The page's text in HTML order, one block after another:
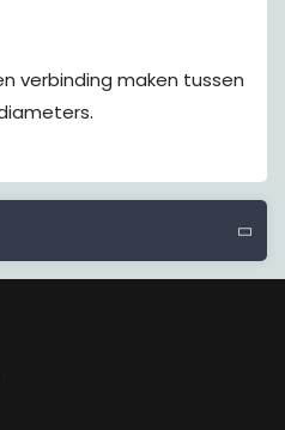
verbinding maken tussen